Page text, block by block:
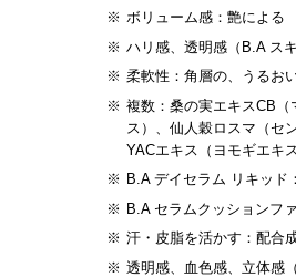
ボリューム感：艶による
ハリ感、透明感（B.A ス
柔軟性：角層の、うるお
複数：桑の実エキスCB
ス）、仙人穀ロスマ（セ
YACエキス（ヨモギエキ
B.A デイセラム リキッ
B.A セラムクッションフ
汗・皮脂を活かす：配合
透明感、血色感、立体感